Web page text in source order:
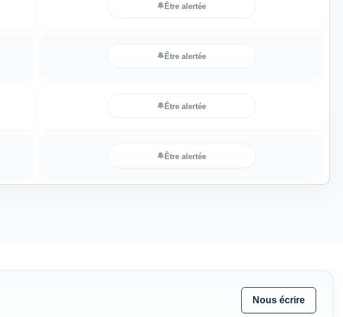
🔔Être alertée
🔔Être alertée
🔔Être alertée
🔔Être alertée
Nous écrire